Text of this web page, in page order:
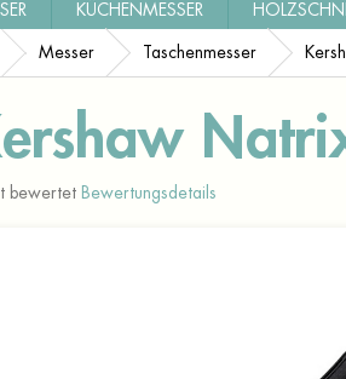
KÜCHENMESSER
Messer Taschenmesser
bewertet Bewertungsdetails